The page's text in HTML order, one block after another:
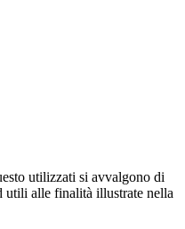
utilizzati si avvalgono di
utili alle finalità illustrate nella